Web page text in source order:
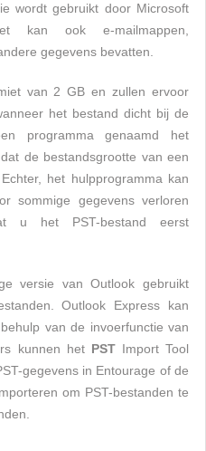
wordt gebruikt door Microsoft
kan ook e-mailmappen,
gegevens bevatten.
van 2 GB en zullen ervoor
het bestand dicht bij de
programma genaamd het
de bestandsgrootte van een
het hulpprogramma kan
sommige gegevens verloren
u het PST-bestand eerst
versie van Outlook gebruikt
Outlook Express kan
van de invoerfunctie van
kunnen het PSTImport Tool
gegevens in Entourage of de
om PST-bestanden te